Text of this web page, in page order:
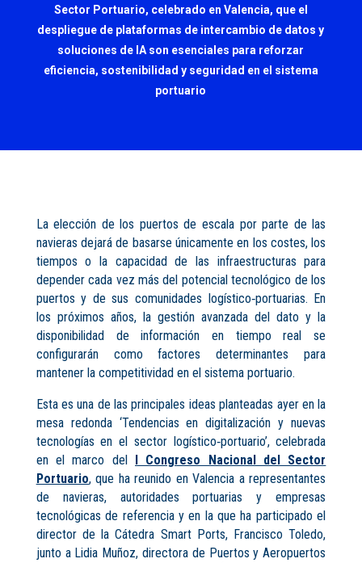
Sector Portuario, celebrado en Valencia, que el
despliegue de plataformas de intercambio de datos y
soluciones de IA son esenciales para reforzar
eficiencia, sostenibilidad y seguridad en el sistema
portuario
La elección de los puertos de escala por parte de las
navieras dejará de basarse únicamente en los costes, los
tiempos o la capacidad de las infraestructuras para
depender cada vez más del potencial tecnológico de los
puertos y de sus comunidades logístico‑portuarias. En
los próximos años, la gestión avanzada del dato y la
disponibilidad de información en tiempo real se
configurarán como factores determinantes para
mantener la competitividad en el sistema portuario.
Esta es una de las principales ideas planteadas ayer en la
mesa redonda ‘Tendencias en digitalización y nuevas
tecnologías en el sector logístico‑portuario’, celebrada
en el marco del I Congreso Nacional del Sector
Portuario, que ha reunido en Valencia a representantes
de navieras, autoridades portuarias y empresas
tecnológicas de referencia y en la que ha participado el
director de la Cátedra Smart Ports, Francisco Toledo,
junto a Lidia Muñoz, directora de Puertos y Aeropuertos